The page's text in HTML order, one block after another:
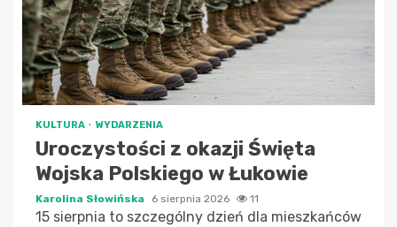
KULTURA WYDARZENIA
Uroczystości z okazji Święta
Wojska Polskiego w Łukowie
Karolina Słowińska 6 sierpnia 2026 11
15 sierpnia to szczególny dzień dla mieszkańców